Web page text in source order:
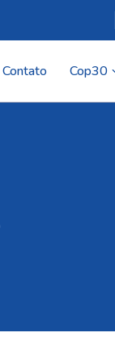
Contato Cop30